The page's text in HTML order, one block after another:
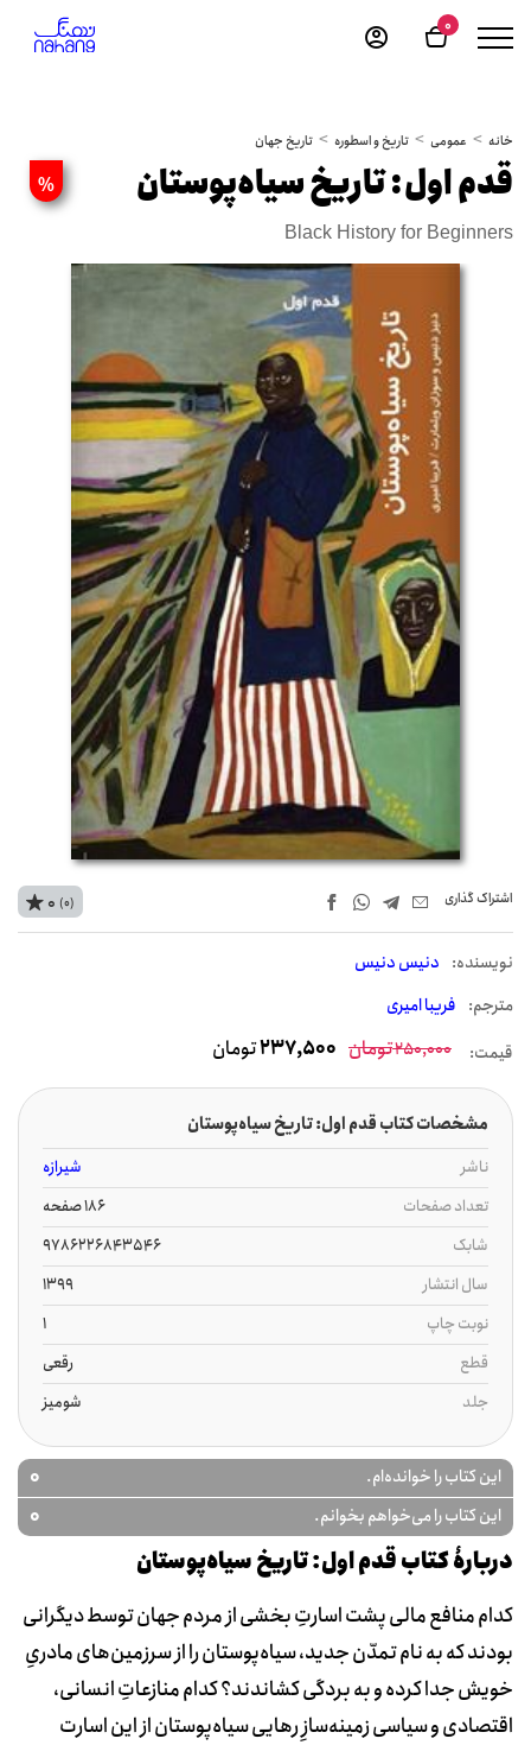
0
خانه عمومی تاریخ و اسطوره تاریخ جهان
% قدم اول: تاریخ سیاه‌پوستان
Black History for Beginners
اشتراک‌ گذاری
نويسنده: دنیس دنیس
مترجم: فریبا امیری
0 (0)
قیمت: 250,000تومان 237,500تومان
مشخصات کتاب قدم اول: تاریخ سیاه‌پوستان
ناشر
شیرازه
تعداد صفحات
186 صفحه
شابک
9786226843546
سال انتشار
1399
نوبت چاپ
1
قطع
رقعی
جلد
شومیز
این کتاب را خوانده‌ام. 0
این کتاب را می‌خواهم بخوانم. 0
دربارۀ کتاب قدم اول: تاریخ سیاه‌پوستان
کدام منافع مالی پشت اسارتِ بخشی از مردم جهان توسط دیگرانی
بودند که به نام تمدّن جدید، سیاه‌پوستان را از سرزمین‌های مادریِ
خویش جدا کرده و به بردگی کشاندند؟ کدام منازعاتِ انسانی،
اقتصادی و سیاسی زمینه‌سازِ رهایی سیاه‌پوستان از این اسارت